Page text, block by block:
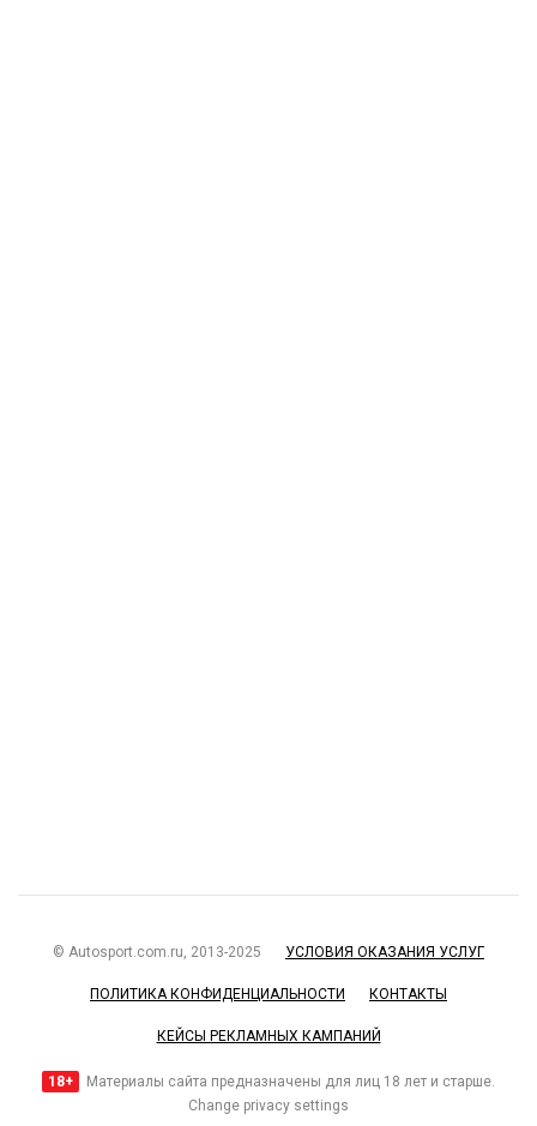
© Autosport.com.ru, 2013-2025 УСЛОВИЯ ОКАЗАНИЯ УСЛУГ
ПОЛИТИКА КОНФИДЕНЦИАЛЬНОСТИ КОНТАКТЫ
КЕЙСЫ РЕКЛАМНЫХ КАМПАНИЙ
18+
Материалы сайта предназначены для лиц 18 лет и старше.
Change privacy settings